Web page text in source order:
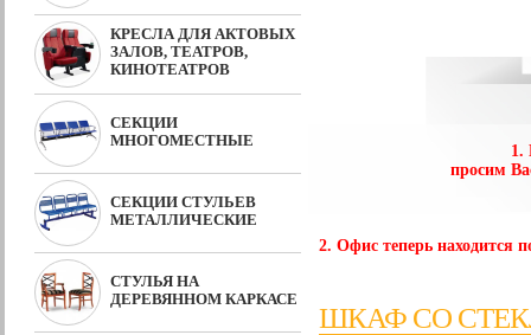
КРЕСЛА ДЛЯ АКТОВЫХ
ЗАЛОВ, ТЕАТРОВ,
КИНОТЕАТРОВ
СЕКЦИИ
МНОГОМЕСТНЫЕ
СЕКЦИИ СТУЛЬЕВ
МЕТАЛЛИЧЕСКИЕ
СТУЛЬЯ НА
ДЕРЕВЯННОМ КАРКАСЕ
1.
просим
2. Офис теперь находится
ШКАФ СО